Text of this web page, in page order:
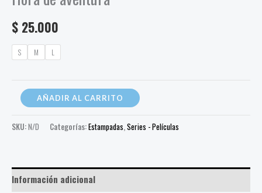
$ 25.000
S M L
AÑADIR AL CARRITO
SKU:N/D Categorías:Estampadas,Series - Películas
Información adicional